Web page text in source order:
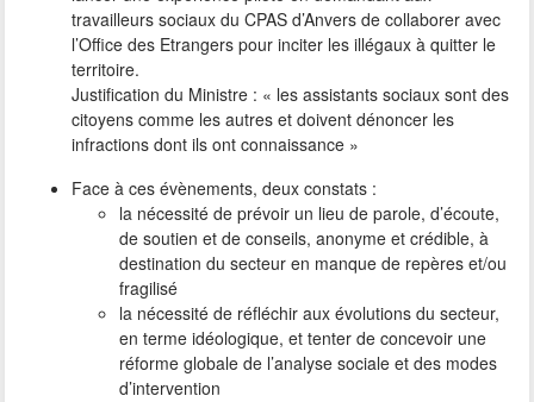
travailleurs sociaux du CPAS d’Anvers de collaborer avec
l’Office des Etrangers pour inciter les illégaux à quitter le
territoire.
Justification du Ministre : « les assistants sociaux sont des
citoyens comme les autres et doivent dénoncer les
infractions dont ils ont connaissance »
Face à ces évènements, deux constats :
la nécessité de prévoir un lieu de parole, d’écoute,
de soutien et de conseils, anonyme et crédible, à
destination du secteur en manque de repères et/ou
fragilisé
la nécessité de réfléchir aux évolutions du secteur,
en terme idéologique, et tenter de concevoir une
réforme globale de l’analyse sociale et des modes
d’intervention